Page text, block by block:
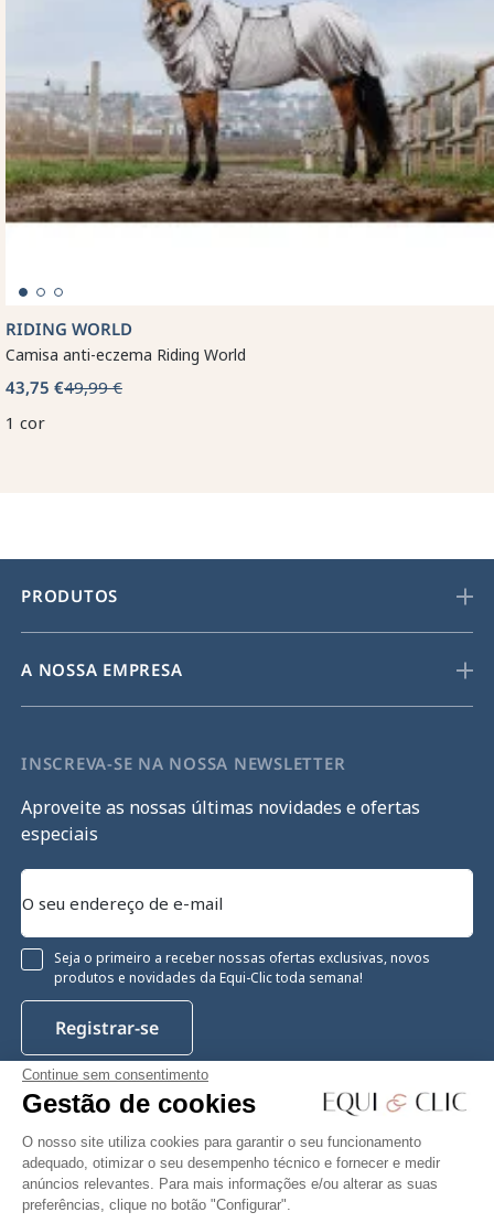
Continue sem consentimento
Gestão de cookies
O nosso site utiliza cookies para garantir o seu funcionamento
adequado, otimizar o seu desempenho técnico e fornecer e medir
anúncios relevantes. Para mais informações e/ou alterar as suas
preferências, clique no botão "Configurar".
RIDING WORLD
Camisa anti-eczema Riding World
43,75 €49,99 €
1 cor
PRODUTOS
A NOSSA EMPRESA
INSCREVA-SE NA NOSSA NEWSLETTER
Aproveite as nossas últimas novidades e ofertas
especiais
Seja o primeiro a receber nossas ofertas exclusivas, novos
produtos e novidades da Equi-Clic toda semana!
Registrar-se
Facebook Twitter
YouTube
Pinterest
Instagram